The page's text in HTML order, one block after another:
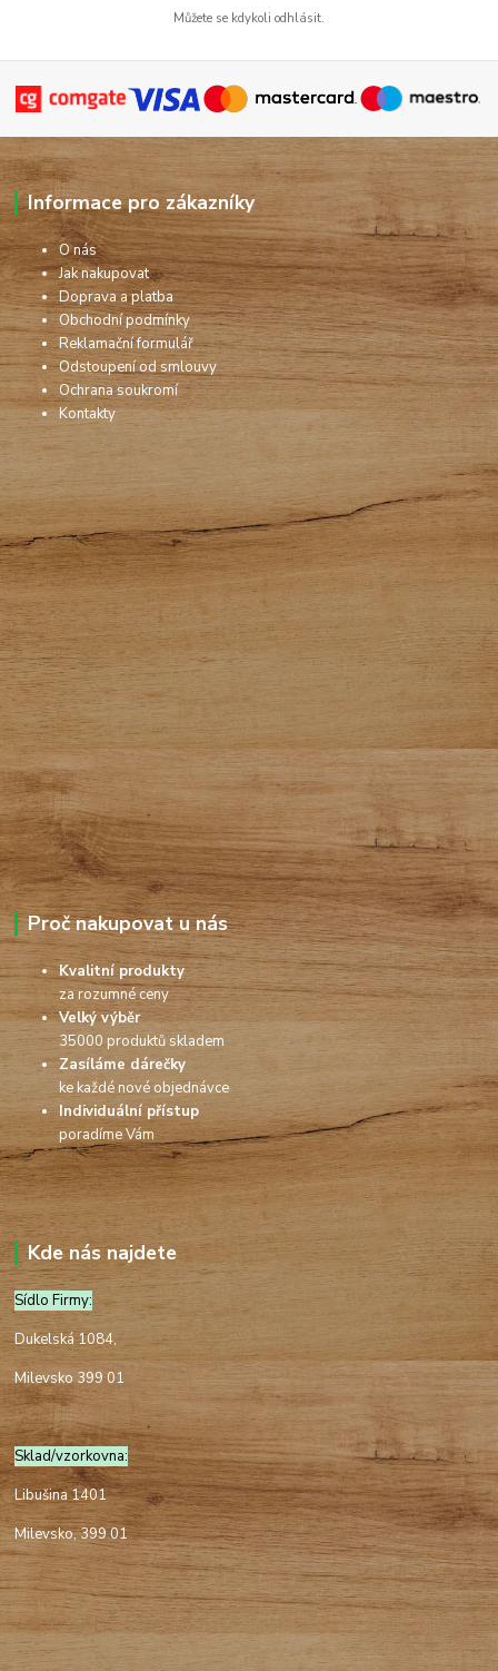
Můžete se kdykoli odhlásit.
Informace pro zákazníky
O nás
Jak nakupovat
Doprava a platba
Obchodní podmínky
Reklamační formulář
Odstoupení od smlouvy
Ochrana soukromí
Kontakty
Proč nakupovat u nás
Kvalitní produkty
za rozumné ceny
Velký výběr
35000 produktů skladem
Zasíláme dárečky
ke každé nové objednávce
Individuální přístup
poradíme Vám
Kde nás najdete
Sídlo Firmy:
Dukelská 1084,
Milevsko 399 01
Sklad/vzorkovna:
Libušina 1401
Milevsko, 399 01